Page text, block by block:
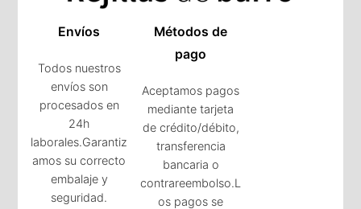
Envíos
Todos nuestros
envíos son
procesados en
24h
laborales.Garantiz
amos su correcto
embalaje y
seguridad.
Métodos de
pago
Aceptamos pagos
mediante tarjeta
de crédito/débito,
transferencia
bancaria o
contrareembolso.L
os pagos se